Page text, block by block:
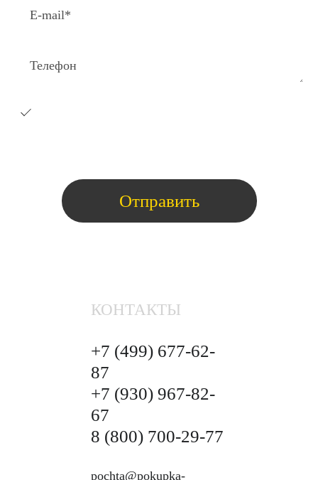
КОНТАКТЫ
+7 (499) 677-62-
87
+7 (930) 967-82-
67
8 (800) 700-29-77
pochta@pokupka-